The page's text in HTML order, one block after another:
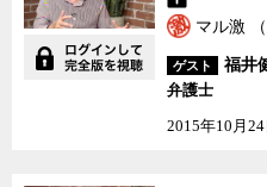
なりやすく、それがルール作り
iPodへの課金問題も、私的複製
産業全体のビジネスモデルを破
を推進したい業界側が導入を主
やユーザー側は当然強く反発し
マル激 （
ゲスト
福井
弁護士
2015年10月24